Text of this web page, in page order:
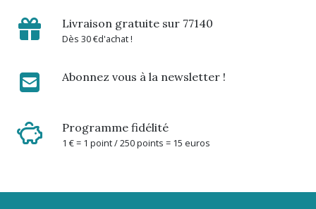
Livraison gratuite sur 77140
Dès 30 €d'achat !
Abonnez vous à la newsletter !
Programme fidélité
1 € = 1 point / 250 points = 15 euros